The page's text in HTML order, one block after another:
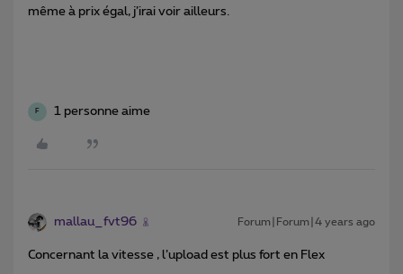
même à prix égal, j’irai voir ailleurs.
F 1 personne aime
mallau_fvt96 Forum|Forum|4 years ago
Concernant la vitesse , l’upload est plus fort en Flex